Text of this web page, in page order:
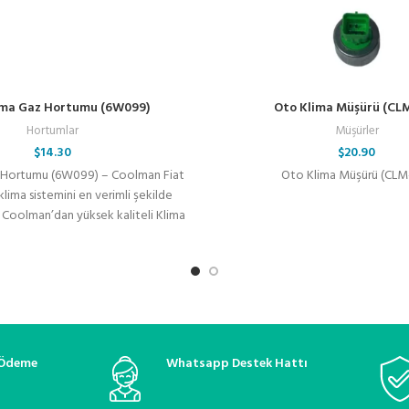
Gaz Hortumu (6W099)
Hortumlar
$14.30
(6W099) – Coolman Fiat
klima sistemini en verimli şekilde
Coolman’dan yüksek kaliteli Klima
Oto Klima Müşürü
Müşürler
$20.90
Oto Klima Müşürü
Whatsapp Destek Hattı